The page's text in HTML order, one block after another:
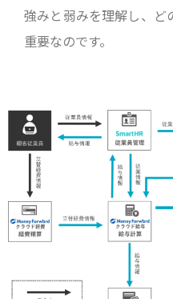
強みと弱みを理解し、ど
重要なのです。